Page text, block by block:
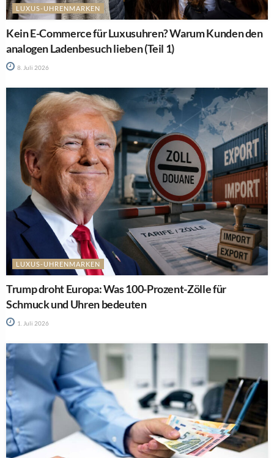
LUXUS-UHRENMARKEN
Kein E-Commerce für Luxusuhren? Warum Kunden den
analogen Ladenbesuch lieben (Teil 1)
8. Juli 2026
LUXUS-UHRENMARKEN
Trump droht Europa: Was 100-Prozent-Zölle für
Schmuck und Uhren bedeuten
1. Juli 2026